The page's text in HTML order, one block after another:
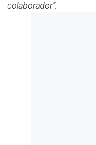
colaborador”.